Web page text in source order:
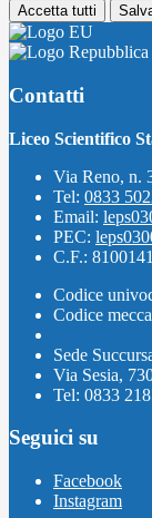
Accetta tutti
Contatti
Liceo Scientifico
Via Reno, n.
Tel: 0833
Email:
PEC:
C.F.:
Codice
Codice
Sede
Via Sesia,
Tel: 0833
Seguici su
Facebook
Instagram